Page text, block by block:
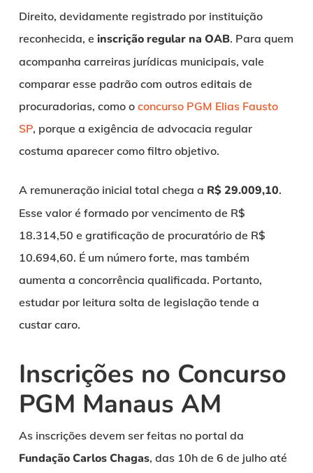
Direito, devidamente registrado por instituição
reconhecida, e inscrição regular na OAB. Para quem
acompanha carreiras jurídicas municipais, vale
comparar esse padrão com outros editais de
procuradorias, como o concurso PGM Elias Fausto
SP, porque a exigência de advocacia regular
costuma aparecer como filtro objetivo.
A remuneração inicial total chega a R$ 29.009,10.
Esse valor é formado por vencimento de R$
18.314,50 e gratificação de procuratório de R$
10.694,60. É um número forte, mas também
aumenta a concorrência qualificada. Portanto,
estudar por leitura solta de legislação tende a
custar caro.
Inscrições no Concurso
PGM Manaus AM
As inscrições devem ser feitas no portal da
Fundação Carlos Chagas, das 10h de 6 de julho até